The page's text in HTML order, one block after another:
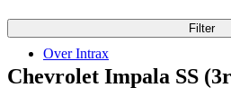
Over Intrax
Filter
Chevrolet Impala SS